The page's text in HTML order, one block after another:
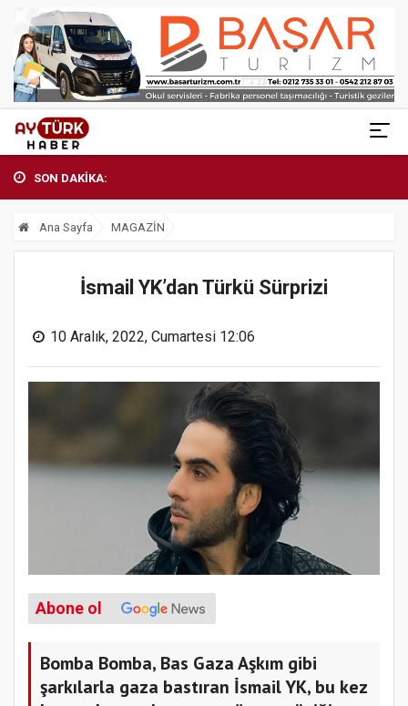
SON DAKİKA:
Ana Sayfa MAGAZİN
İsmail YK’dan Türkü Sürprizi
10 Aralık, 2022, Cumartesi 12:06
Abone ol
Bomba Bomba, Bas Gaza Aşkım gibi
şarkılarla gaza bastıran İsmail YK, bu kez